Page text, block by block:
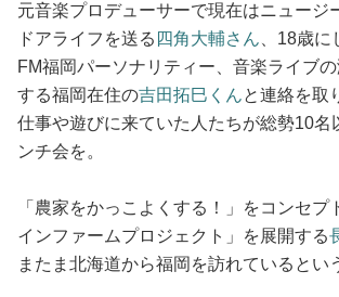
元音楽プロデューサーで現在はニュージ
ドアライフを送る 四角大輔さん 、18歳に
FM福岡パーソナリティー、音楽ライブ
する福岡在住の吉田拓巳くんと連絡を取
仕事や遊びに来ていた人たちが総勢10名
ンチ会を。
「農家をかっこよくする！」をコンセプ
インファームプロジェクト」を展開する
またま北海道から福岡を訪れているとい